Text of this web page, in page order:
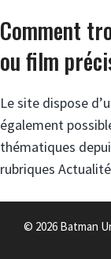
Comment
ou film
Le site dispose
également
thématiques
rubriques
© 2026 Batman